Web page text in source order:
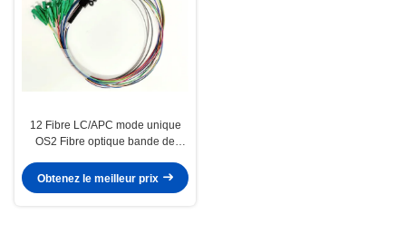
12 Fibre LC/APC mode unique
OS2 Fibre optique bande de
FTTH
Obtenez le meilleur prix